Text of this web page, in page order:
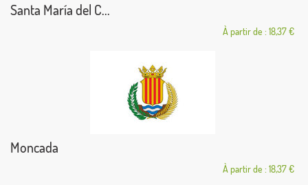
Santa María del C...
À partir de : 18,37 €
Moncada
À partir de : 18,37 €